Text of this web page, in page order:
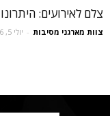
צלם לאירועים:
צוות מארגני מסיבות - יולי 5, 2026